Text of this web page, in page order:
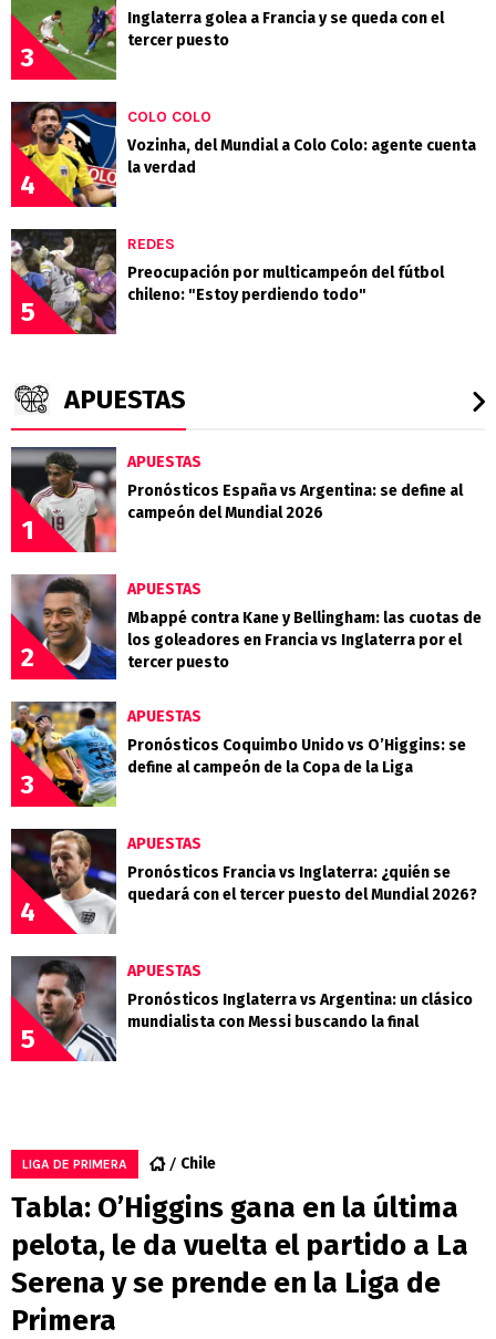
3
Inglaterra golea a Francia y se queda con el
tercer puesto
4
COLO COLO
Vozinha, del Mundial a Colo Colo: agente cuenta
la verdad
5
REDES
Preocupación por multicampeón del fútbol
chileno: "Estoy perdiendo todo"
APUESTAS
1
APUESTAS
Pronósticos España vs Argentina: se define al
campeón del Mundial 2026
2
APUESTAS
Mbappé contra Kane y Bellingham: las cuotas de
los goleadores en Francia vs Inglaterra por el
tercer puesto
3
APUESTAS
Pronósticos Coquimbo Unido vs O’Higgins: se
define al campeón de la Copa de la Liga
4
APUESTAS
Pronósticos Francia vs Inglaterra: ¿quién se
quedará con el tercer puesto del Mundial 2026?
5
APUESTAS
Pronósticos Inglaterra vs Argentina: un clásico
mundialista con Messi buscando la final
LIGA DE PRIMERA Chile
Tabla: O’Higgins gana en la última
pelota, le da vuelta el partido a La
Serena y se prende en la Liga de
Primera